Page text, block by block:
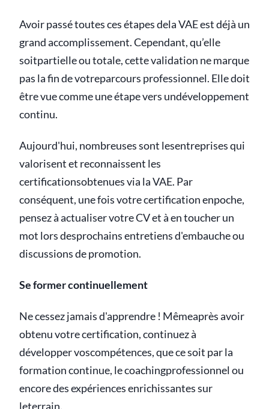
Avoir passé toutes ces étapes dela VAE est déjà un
grand accomplissement. Cependant, qu’elle
soitpartielle ou totale, cette validation ne marque
pas la fin de votreparcours professionnel. Elle doit
être vue comme une étape vers undéveloppement
continu.
Aujourd'hui, nombreuses sont lesentreprises qui
valorisent et reconnaissent les
certificationsobtenues via la VAE. Par
conséquent, une fois votre certification enpoche,
pensez à actualiser votre CV et à en toucher un
mot lors desprochains entretiens d'embauche ou
discussions de promotion.
Se former continuellement
Ne cessez jamais d'apprendre ! Mêmeaprès avoir
obtenu votre certification, continuez à
développer voscompétences, que ce soit par la
formation continue, le coachingprofessionnel ou
encore des expériences enrichissantes sur
leterrain.